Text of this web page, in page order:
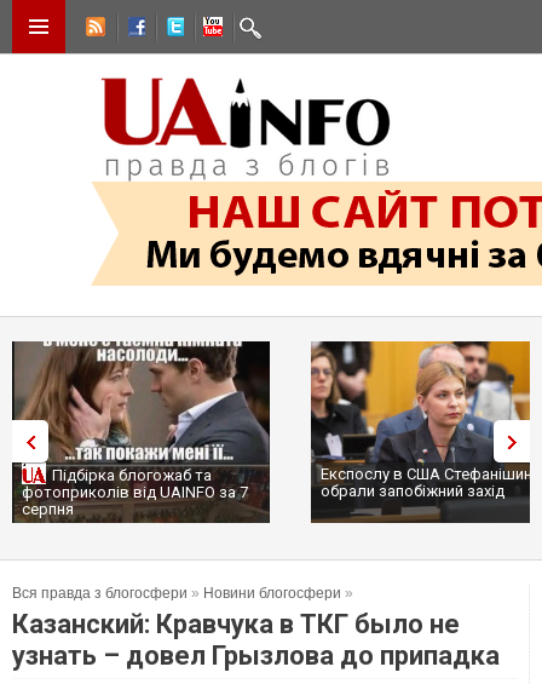
Підбірка блогожаб та
фотоприколів від UAINFO за 7
серпня
Експослу в США
обрали запобіжний захід
Вся правда з блогосфери » Новини блогосфери »
Казанский: Кравчука в ТКГ было не
узнать – довел Грызлова до припадка